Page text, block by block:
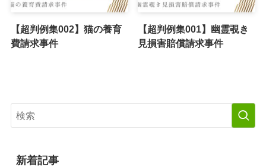
【超判例集002】猫の養育
費請求事件
【超判例集001】幽霊覗き
見損害賠償請求事件
新着記事